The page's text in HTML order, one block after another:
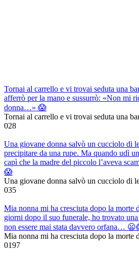
Tornai al carrello e vi trovai seduta una
afferrò per la mano e sussurrò: «Non mi
donna…» 😱
Tornai al carrello e vi trovai seduta una
028
Una giovane donna salvò un cucciolo di
precipitare da una rupe. Ma quando udì
capì che la madre del piccolo l’aveva
😱
Una giovane donna salvò un cucciolo di
035
Mia nonna mi ha cresciuta dopo la morte
giorni dopo il suo funerale, ho trovato
non essere mai stata davvero orfana…
Mia nonna mi ha cresciuta dopo la morte
0197